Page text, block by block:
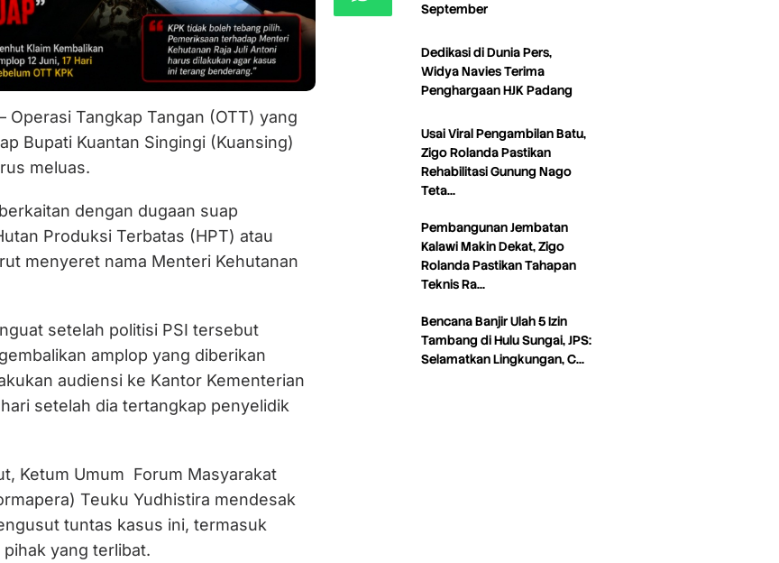
Operasi Tangkap Tangan (OTT) yang
Bupati Kuantan Singingi (Kuansing)
meluas.
dengan dugaan suap
Produksi Terbatas (HPT) atau
menyeret nama Menteri Kehutanan
setelah politisi PSI tersebut
amplop yang diberikan
audiensi ke Kantor Kementerian
setelah dia tertangkap penyelidik
Ketum Umum Forum Masyarakat
Teuku Yudhistira mendesak
tuntas kasus ini, termasuk
yang terlibat.
September
Dedikasi di Dunia Pers,
Widya Navies Terima
Penghargaan HJK Padang
Usai Viral Pengambilan Batu,
Zigo Rolanda Pastikan
Rehabilitasi Gunung Nago
Teta…
Pembangunan Jembatan
Kalawi Makin Dekat, Zigo
Rolanda Pastikan Tahapan
Teknis Ra…
Bencana Banjir Ulah 5 Izin
Tambang di Hulu Sungai, JPS:
Selamatkan Lingkungan, C…